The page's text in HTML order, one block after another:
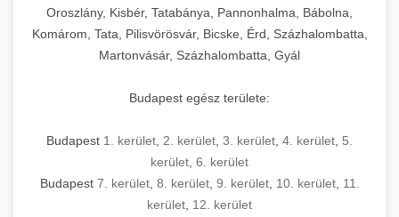
Oroszlány, Kisbér, Tatabánya, Pannonhalma, Bábolna,
Komárom, Tata, Pilisvörösvár, Bicske, Érd, Százhalombatta,
Martonvásár, Százhalombatta, Gyál
Budapest egész területe:
Budapest 1. kerület 2. kerület 3. kerület 4. kerület 5.
kerület 6. kerület
Budapest 7. kerület, 8. kerület, 9. kerület, 10. kerület, 11.
kerület 12. kerület